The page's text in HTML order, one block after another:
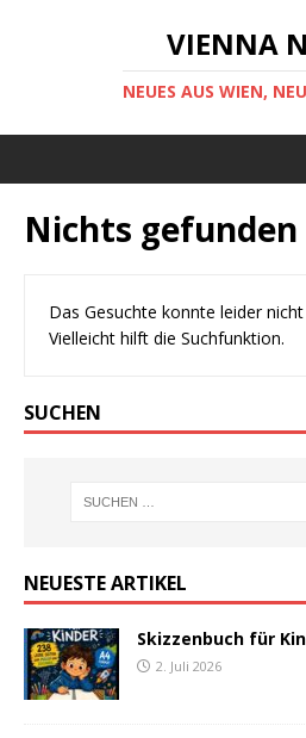
VIENNA
NEUES AUS WIEN,
Nichts gefunden
Das Gesuchte konnte leider
Vielleicht hilft die Suchfunktion.
SUCHEN
NEUESTE ARTIKEL
Skizzenbuch für
2. Juli 2026